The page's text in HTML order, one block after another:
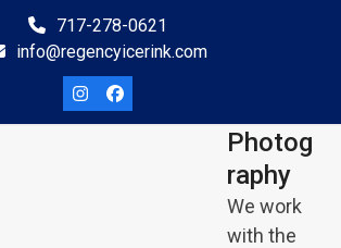
717-278-0621
info@regencyicerink.com
InstagramFacebook
Photog
Raphy
We work
with the